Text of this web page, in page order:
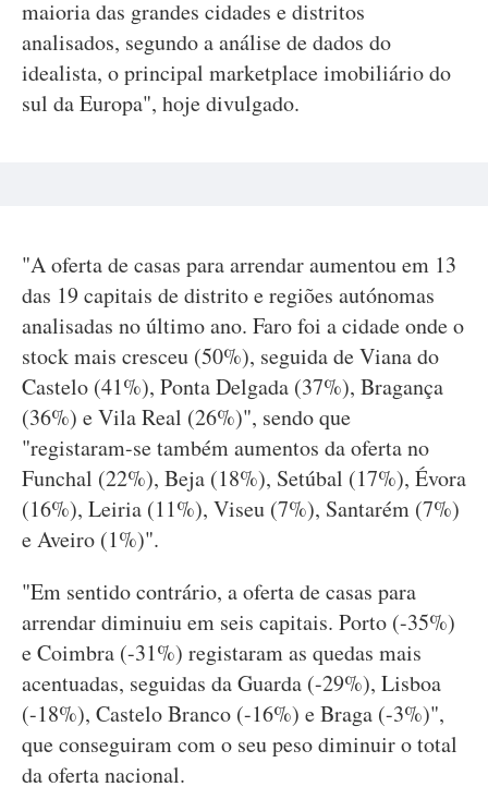
maioria das grandes cidades e distritos
analisados, segundo a análise de dados do
idealista, o principal marketplace imobiliário do
sul da Europa", hoje divulgado.
"A oferta de casas para arrendar aumentou em 13
das 19 capitais de distrito e regiões autónomas
analisadas no último ano. Faro foi a cidade onde o
stock mais cresceu (50%), seguida de Viana do
Castelo (41%), Ponta Delgada (37%), Bragança
(36%) e Vila Real (26%)", sendo que
"registaram-se também aumentos da oferta no
Funchal (22%), Beja (18%), Setúbal (17%), Évora
(16%), Leiria (11%), Viseu (7%), Santarém (7%)
e Aveiro (1%)".
"Em sentido contrário, a oferta de casas para
arrendar diminuiu em seis capitais. Porto (-35%)
e Coimbra (-31%) registaram as quedas mais
acentuadas, seguidas da Guarda (-29%), Lisboa
(-18%), Castelo Branco (-16%) e Braga (-3%)",
que conseguiram com o seu peso diminuir o total
da oferta nacional.